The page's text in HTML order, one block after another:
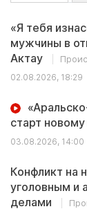
«Я тебя
мужчины в
Актау
02.08.2026, 18:29
старт
03.08.2026, 14:00
Конфликт на
уголовным и
делами